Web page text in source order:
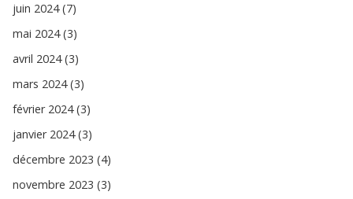
juin 2024 (7)
mai 2024 (3)
avril 2024 (3)
mars 2024 (3)
février 2024 (3)
janvier 2024 (3)
décembre 2023 (4)
novembre 2023 (3)